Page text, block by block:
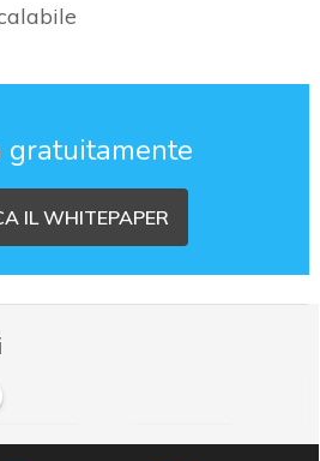
gratuitamente
IL WHITEPAPER
B big data